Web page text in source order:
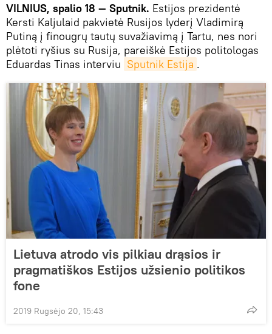
VILNIUS, spalio 18 — Sputnik. Estijos prezidentė
Kersti Kaljulaid pakvietė Rusijos lyderį Vladimirą
Putiną į finougrų tautų suvažiavimą į Tartu, nes nori
plėtoti ryšius su Rusija, pareiškė Estijos politologas
Eduardas Tinas interviu Sputnik Estija .
Lietuva atrodo vis pilkiau drąsios ir
pragmatiškos Estijos užsienio politikos
fone
2019 Rugsėjo 20, 15:43